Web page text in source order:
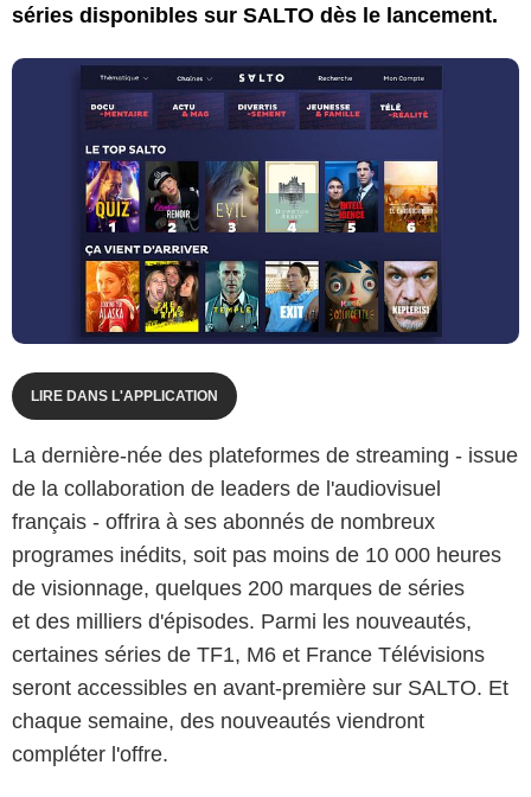
séries disponibles sur SALTO dès le lancement.
LIRE DANS L'APPLICATION
La dernière-née des plateformes de streaming - issue
de la collaboration de leaders de l'audiovisuel
français - offrira à ses abonnés de nombreux
programes inédits, soit pas moins de 10 000 heures
de visionnage, quelques 200 marques de séries
et des milliers d'épisodes. Parmi les nouveautés,
certaines séries de TF1, M6 et France Télévisions
seront accessibles en avant-première sur SALTO. Et
chaque semaine, des nouveautés viendront
compléter l'offre.